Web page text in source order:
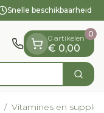
Snelle beschikbaarheid
Zoek
0 artikelen
€ 0,00
0
/ Vitamines en